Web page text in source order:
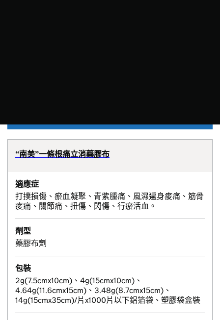
“南美”一條根痛立消藥膠布
適應症
打撲損傷、瘀血凝聚、青紫腫痛、風濕遍身痠痛、筋骨
痠痛、關節痛、扭傷、閃傷、行瘀活血。
劑型
藥膠布劑
包裝
2g(7.5cmx10cm)、4g(15cmx10cm)、
4.64g(11.6cmx15cm)、3.48g(8.7cmx15cm)、
14g(15cmx35cm)/片x1000片以下鋁箔袋、塑膠袋盒裝